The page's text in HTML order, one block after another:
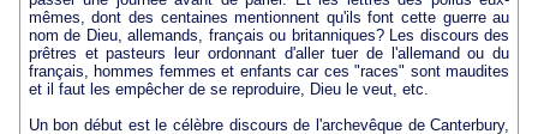
mêmes, dont des centaines mentionnent qu'ils font cette guerre au
nom de Dieu, allemands, français ou britanniques? Les discours des
prêtres et pasteurs leur ordonnant d'aller tuer de l'allemand ou du
français, hommes femmes et enfants car ces "races" sont maudites
et il faut les empêcher de se reproduire, Dieu le veut, etc.
Un bon début est le célèbre discours de l'archevêque de Canterbury,